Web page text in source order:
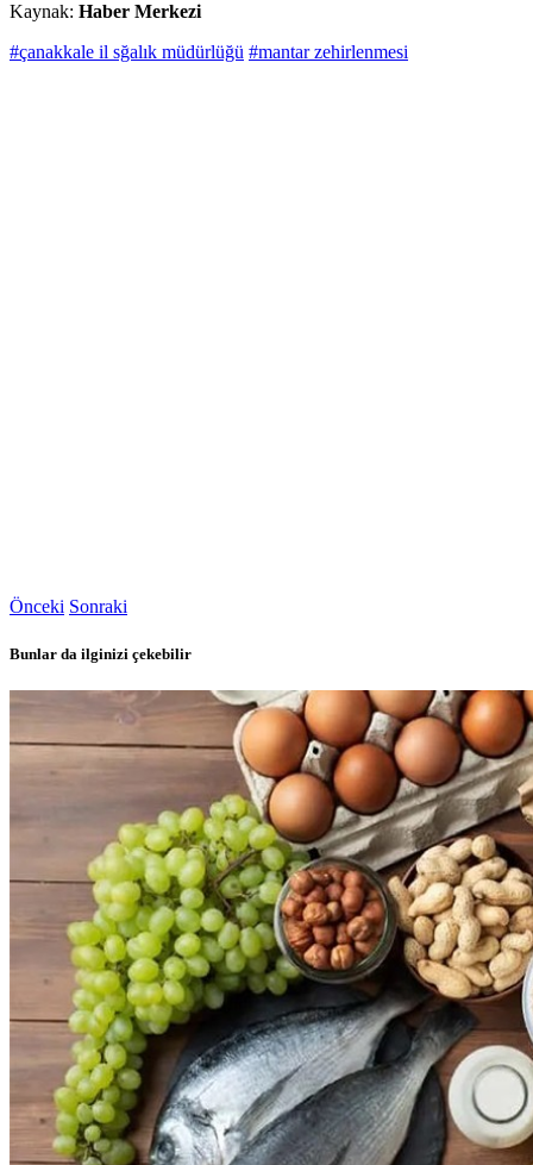
Kaynak: Haber Merkezi
#çanakkale il sğalık müdürlüğü #mantar zehirlenmesi
Önceki Sonraki
Bunlar da ilginizi çekebilir